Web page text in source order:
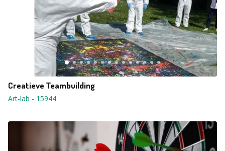
Creatieve Teambuilding
Art-lab - 15944